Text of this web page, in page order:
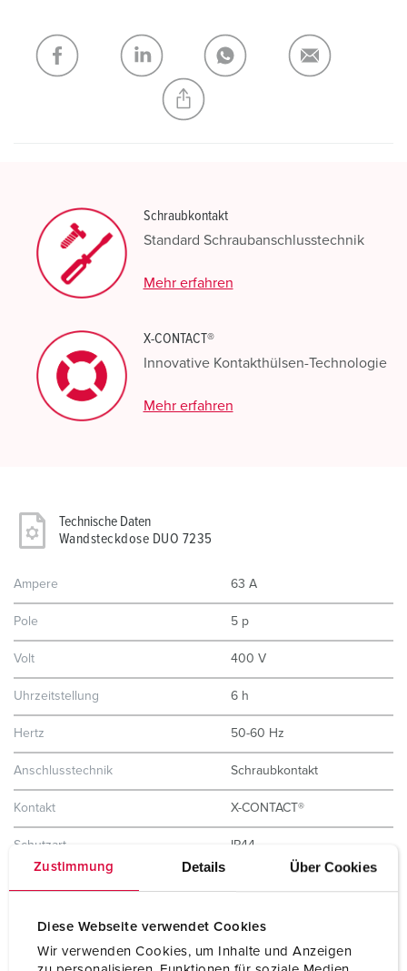
Zustimmung Details Über Cookies
Diese Webseite verwendet Cookies
Wir verwenden Cookies, um Inhalte und Anzeigen
Schraubkontakt
Standard Schraubanschlusstechnik
Mehr erfahren
X-CONTACT®
Innovative Kontakthülsen-Technologie
Mehr erfahren
Technische Daten
Wandsteckdose DUO 7235
Ampere 63 A
Pole 5 p
Volt 400 V
Uhrzeitstellung 6 h
Hertz 50-60 Hz
Anschlusstechnik Schraubkontakt
Kontakt X-CONTACT®
Schutzart IP44
Gewicht 5069 g
Prüfzeichen
EAC